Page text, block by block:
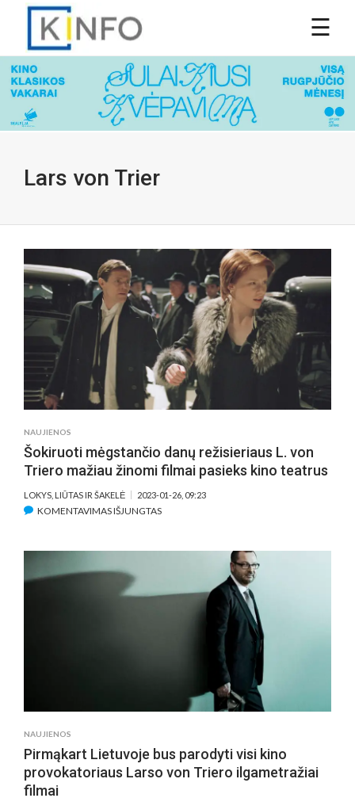
Lars von Trier
NAUJIENOS
Šokiruoti mėgstančio danų režisieriaus L. von
Triero mažiau žinomi filmai pasieks kino teatrus
LOKYS, LIŪTAS IR ŠAKELĖ 2023-01-26, 09:23
KOMENTAVIMAS IŠJUNGTASĮRAŠE
L.
KINO
NAUJIENOS
Pirmąkart Lietuvoje bus parodyti visi kino
provokatoriaus Larso von Triero ilgametražiai
filmai